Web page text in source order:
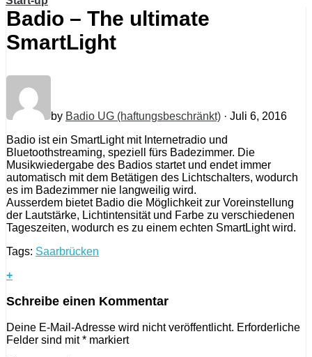
Badio – The ultimate
SmartLight
by Badio UG (haftungsbeschränkt) · Juli 6, 2016
Badio ist ein SmartLight mit Internetradio und
Bluetoothstreaming, speziell fürs Badezimmer. Die
Musikwiedergabe des Badios startet und endet immer
automatisch mit dem Betätigen des Lichtschalters, wodurch
es im Badezimmer nie langweilig wird.
Ausserdem bietet Badio die Möglichkeit zur Voreinstellung
der Lautstärke, Lichtintensität und Farbe zu verschiedenen
Tageszeiten, wodurch es zu einem echten SmartLight wird.
Tags: Saarbrücken
+
Schreibe einen Kommentar
Deine E-Mail-Adresse wird nicht veröffentlicht. Erforderliche
Felder sind mit* markiert